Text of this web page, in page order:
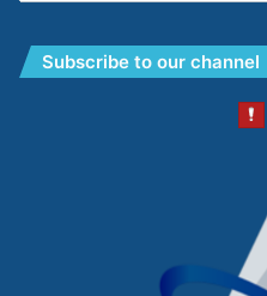
Subscribe to our channel